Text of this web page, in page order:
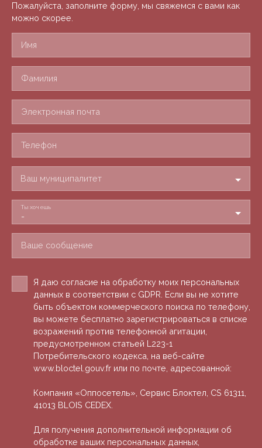
Пожалуйста, заполните форму, мы свяжемся с вами как
можно скорее.
Имя
Фамилия
Электронная почта
Телефон
Ваш муниципалитет
-
Ты хочешь
Ваше сообщение
Я даю согласие на обработку моих персональных
данных в соответствии с GDPR. Если вы не хотите
быть объектом коммерческого поиска по телефону,
вы можете бесплатно зарегистрироваться в списке
возражений против телефонной агитации,
предусмотренном статьей L223-1
Потребительского кодекса, на веб-сайте
www.bloctel.gouv.fr или по почте, адресованной:
Компания «Оппосетель», Сервис Блоктел, CS 61311,
41013 BLOIS CEDEX.
Для получения дополнительной информации об
обработке ваших персональных данных,